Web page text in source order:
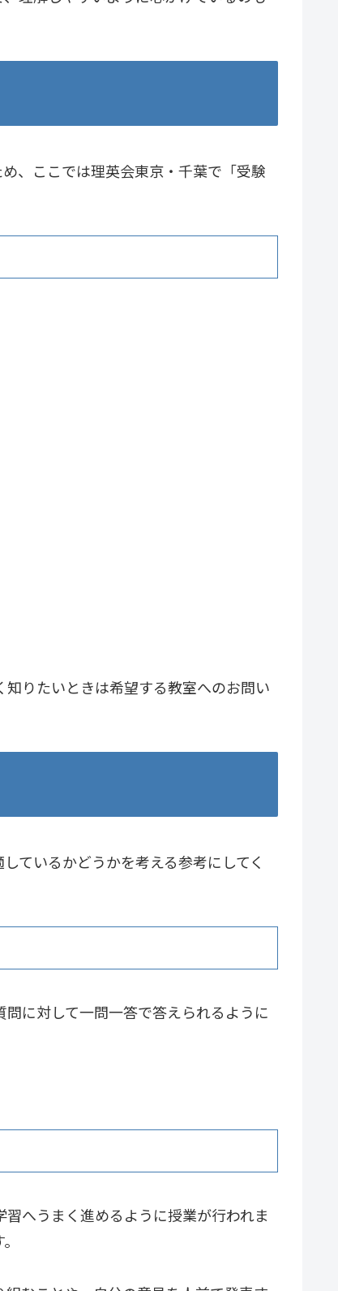
、ここでは理英会東京・千葉で「受験
りたいときは希望する教室へのお問い
ているかどうかを考える参考にしてく
に対して一問一答で答えられるように
へうまく進めるように授業が行われま